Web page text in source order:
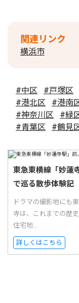
関連リンク
横浜市
#中区 #戸塚区
#港北区
#港南
#神奈川区
#緑
#青葉区
#鶴見
東急東横線「妙蓮
で巡る散歩体験記
ドラマの撮影地にも
寺は、これまでの歴
住宅地...
詳しくはこちら